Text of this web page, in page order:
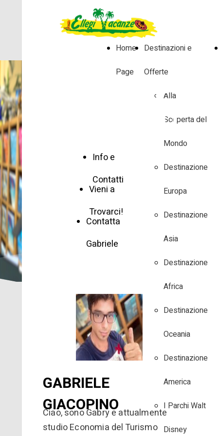
Home
Page
Destinazioni e
Offerte
Alla
Scoperta del
Mondo
Destinazione
Europa
Destinazione
Asia
Destinazione
Africa
Destinazione
Oceania
Destinazione
America
I Parchi Walt
Disney
GABRIELE
GIACOPINO
Info e
Contatti
Vieni a
Trovarci!
Contatta
Gabriele
GABRIELE
GIACOPINO
Ciao, sono Gabry e attualmente
studio Economia del Turismo